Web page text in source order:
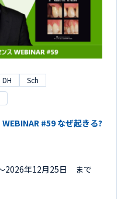
DH Sch
#59 なぜ起きる?
2026年12月25日 まで